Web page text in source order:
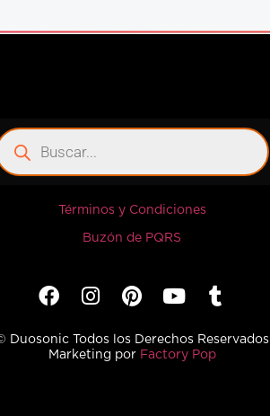
Términos y Condiciones
Buzón de PQRS
Duosonic Todos los Derechos Reservados
Marketing por Factory Pop